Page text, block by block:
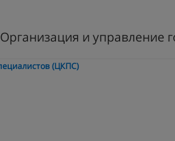
и управление
(ЦКПС)